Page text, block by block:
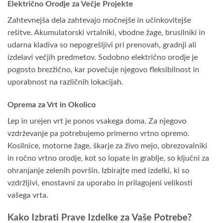
Električno Orodje za Večje Projekte
Zahtevnejša dela zahtevajo močnejše in učinkovitejše
rešitve. Akumulatorski vrtalniki, vbodne žage, brusilniki in
udarna kladiva so nepogrešljivi pri prenovah, gradnji ali
izdelavi večjih predmetov. Sodobno električno orodje je
pogosto brezžično, kar povečuje njegovo fleksibilnost in
uporabnost na različnih lokacijah.
Oprema za Vrt in Okolico
Lep in urejen vrt je ponos vsakega doma. Za njegovo
vzdrževanje pa potrebujemo primerno vrtno opremo.
Kosilnice, motorne žage, škarje za živo mejo, obrezovalniki
in ročno vrtno orodje, kot so lopate in grablje, so ključni za
ohranjanje zelenih površin. Izbirajte med izdelki, ki so
vzdržljivi, enostavni za uporabo in prilagojeni velikosti
vašega vrta.
Kako Izbrati Prave Izdelke za Vaše Potrebe?